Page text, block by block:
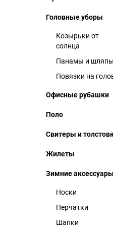
Головные уборы
Козырьки от
солнца
Панамы и шляпы
Повязки на
Офисные рубашки
Поло
Свитеры и
Жилеты
Зимние аксессуары
Носки
Перчатки
Шапки